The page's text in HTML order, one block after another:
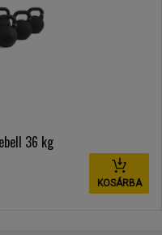
36 kg
KOSÁRBA